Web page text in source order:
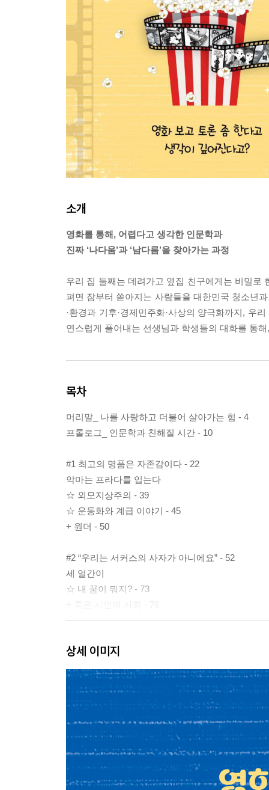
소개
영화를 통해, 어렵다고 생각한 인문학과
진짜 ‘나다움’과 ‘남다름’을 찾아가는 과정
우리 집 둘째는 데려가고 옆집 친구에게는 비밀로
펴면 잠부터 쏟아지는 사람들을 대한민국 청소년
·환경과 기후·경제민주화·사상의 양극화까지, 우
연스럽게 풀어내는 선생님과 학생들의 대화를 통
목차
머리말_ 나를 사랑하고 더불어 살아가는 힘 - 4
프롤로그_ 인문학과 친해질 시간 - 10
#1 최고의 명품은 자존감이다 - 22
악마는 프라다를 입는다
☆ 외모지상주의 - 39
☆ 운동화와 계급 이야기 - 45
+ 원더 - 50
#2 “우리는 서커스의 사자가 아니에요” - 52
세 얼간이
☆ 내 꿈이 뭐지? - 73
케이팝 데몬 헌터스
☆ 의대 쏠림 현상과 의대 증원 문제 - 90
상세 이미지